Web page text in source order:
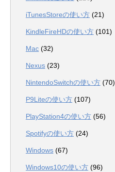
iTunesStoreの使い方 (21)
KindleFireHDの使い方 (101)
Mac (32)
Nexus (23)
NintendoSwitchの使い方 (70)
P9Liteの使い方 (107)
PlayStation4の使い方 (56)
Spotifyの使い方 (24)
Windows (67)
Windows10の使い方 (96)